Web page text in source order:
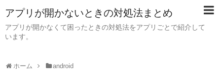
アプリが開かないときの対処法まとめ
アプリが開かなくて困ったときの対処法をアプリごとで紹介して
います。
ホーム android